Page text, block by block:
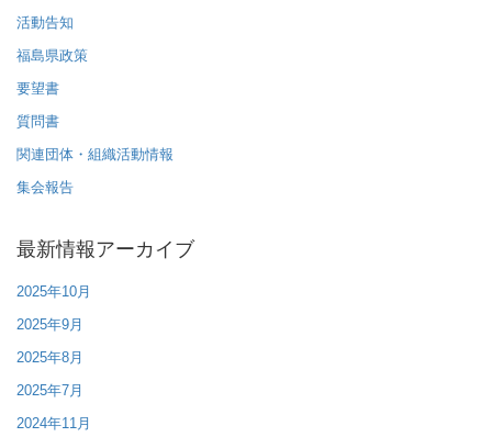
活動告知
福島県政策
要望書
質問書
関連団体・組織活動情報
集会報告
最新情報アーカイブ
2025年10月
2025年9月
2025年8月
2025年7月
2024年11月